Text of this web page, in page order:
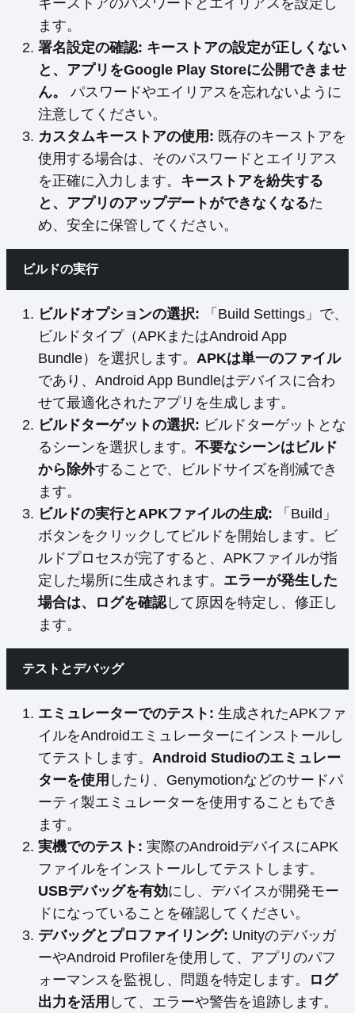
ます。
署名設定の確認: キーストアの設定が正しくない
と、アプリをGoogle Play Storeに公開できませ
ん。
パスワードやエイリアスを忘れないように
注意してください。
カスタムキーストアの使用: 既存のキーストアを
使用する場合は、そのパスワードとエイリアス
を正確に入力します。 キーストアを紛失する
と、アプリのアップデートができなくなるた
め、安全に保管してください。
ビルドの実行
ビルドオプションの選択: 「Build Settings」で、
ビルドタイプ（APKまたはAndroid App
Bundle）を選択します。 APKは単一のファイル
であり、Android App Bundleはデバイスに合わ
せて最適化されたアプリを生成します。
ビルドターゲットの選択: ビルドターゲットとな
るシーンを選択します。 不要なシーンはビルド
から除外することで、ビルドサイズを削減でき
ます。
ビルドの実行とAPKファイルの生成: 「Build」
ボタンをクリックしてビルドを開始します。ビ
ルドプロセスが完了すると、APKファイルが指
定した場所に生成されます。 エラーが発生した
場合は、ログを確認して原因を特定し、修正し
ます。
テストとデバッグ
エミュレーターでのテスト: 生成されたAPKファ
イルをAndroidエミュレーターにインストールし
てテストします。 Android Studioのエミュレー
ターを使用 したり、Genymotionなどのサードパ
ーティ製エミュレーターを使用することもでき
ます。
実機でのテスト: 実際のAndroidデバイスにAPK
ファイルをインストールしてテストします。
USBデバッグを有効にし、デバイスが開発モー
ドになっていることを確認してください。
デバッグとプロファイリング: Unityのデバッガ
ーやAndroid Profilerを使用して、アプリのパフ
ォーマンスを監視し、問題を特定します。
ログ
出力を活用 して、エラーや警告を追跡します。